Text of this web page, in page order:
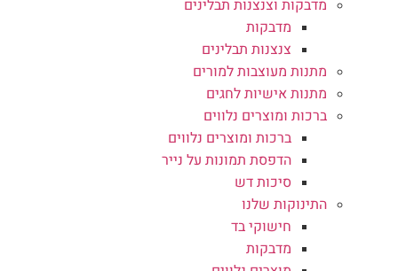
מדבקות וצנצנות תבלינים
מדבקות
צנצנות תבלינים
מתנות מעוצבות למורים
מתנות אישיות לחגים
ברכות ומוצרים נלווים
ברכות ומוצרים נלווים
הדפסת תמונות על נייר
סיכות דש
התינוקות שלנו
חישוקי בד
מדבקות